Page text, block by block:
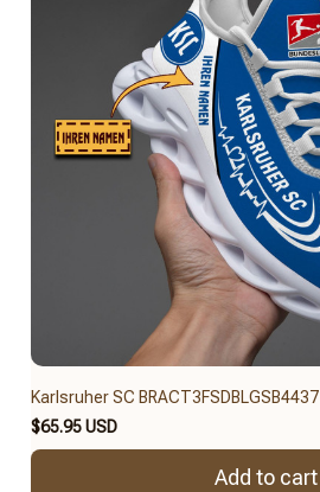
Karlsruher SC BRACT3FSDBLGSB4437
$65.95 USD
Add to cart